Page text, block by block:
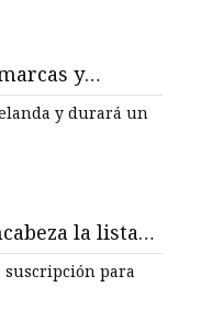
y
y durará un
la lista
suscripción para